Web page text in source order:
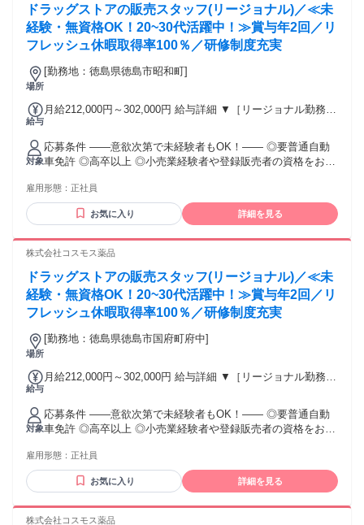
残業時間22ｈ） ※赴任住宅手当3万円込み（家賃6万円の物件
入居の場合） 勤務形態やエリアによって異なります。 詳細に
ついては【勤務地範囲と給与について】をご確認ください。
ドラッグストアの販売スタッフ(リージョナル)／≪未
経験・無資格OK！20~30代活躍中！≫賞与年2回／リ
フレッシュ休暇取得率100％／研修制度充実
場所
[勤務地：徳島県徳島市昭和町]
給与
月給212,000円～302,000円 給与詳細 ▼［リージョナル勤務］
（残業時間 月2h程度） 247,000円～277,000円 【スキルアッ
プコース】早期キャリアアップを目指したい方向け 271,000円
～317,600円 （15ｈ分時間外手当含む。実際の残業時間11
ｈ） ※赴任住宅手当3万円込み（家賃6万円の物件入居の場
344,300円 （29ｈ分時間外手当含む。実際の残業時間16.5ｈ）
※赴任住宅手当3万円込み（家賃6万円の物件入居の場合）
【経験者B】小売業で店長・マネジメント職経験者(登録販売
者)) 309,300円～376,200円 （39ｈ分時間外手当含む。実際の
残業時間22ｈ） ※赴任住宅手当3万円込み（家賃6万円の物件
入居の場合） 勤務形態やエリアによって異なります。 詳細に
ついては【勤務地範囲と給与について】をご確認ください。
対象
応募条件 ――意欲次第で未経験者もOK！―― ◎要普通自動
車免許 ◎高卒以上 ◎小売業経験者や登録販売者の資格をお持
後、資格取得を目指すことも可能。研修や講習会もあり。 ※
同業界からの転職者が増えてきており、入社後活躍に繋がっ
ています。もちろん異業界からの応募や、第二新卒者も含め
雇用形態： 正社員
お気に入り 詳細を見る
株式会社コスモス薬品
ドラッグストアの販売スタッフ(リージョナル)／≪未
経験・無資格OK！20~30代活躍中！≫賞与年2回／リ
フレッシュ休暇取得率100％／研修制度充実
場所
[勤務地：徳島県徳島市国府町府中]
給与
月給212,000円～302,000円 給与詳細 ▼［リージョナル勤務］
（残業時間 月2h程度） 247,000円～277,000円 【スキルアッ
プコース】早期キャリアアップを目指したい方向け 271,000円
～317,600円 （15ｈ分時間外手当含む。実際の残業時間11
ｈ） ※赴任住宅手当3万円込み（家賃6万円の物件入居の場
344,300円 （29ｈ分時間外手当含む。実際の残業時間16.5ｈ）
※赴任住宅手当3万円込み（家賃6万円の物件入居の場合）
【経験者B】小売業で店長・マネジメント職経験者(登録販売
対象
応募条件 ――意欲次第で未経験者もOK！―― ◎要普通自動
車免許 ◎高卒以上 ◎小売業経験者や登録販売者の資格をお持
後、資格取得を目指すことも可能。研修や講習会もあり。 ※
同業界からの転職者が増えてきており、入社後活躍に繋がっ
ています。もちろん異業界からの応募や、第二新卒者も含め
雇用形態： 正社員
お気に入り 詳細を見る
株式会社コスモス薬品